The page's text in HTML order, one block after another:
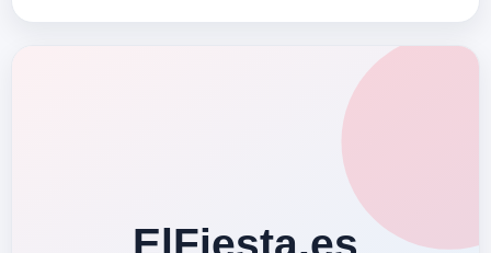
registro con la producción del tánde…